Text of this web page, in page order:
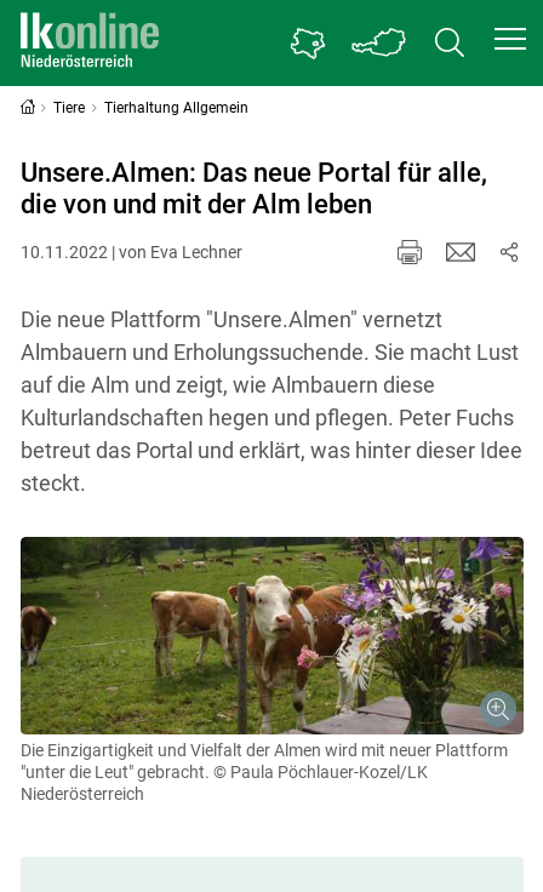
Tiere Tierhaltung Allgemein
Unsere.Almen: Das neue Portal für alle,
die von und mit der Alm leben
10.11.2022 | von Eva Lechner
Die neue Plattform "Unsere.Almen" vernetzt
Almbauern und Erholungssuchende. Sie macht Lust
auf die Alm und zeigt, wie Almbauern diese
Kulturlandschaften hegen und pflegen. Peter Fuchs
betreut das Portal und erklärt, was hinter dieser Idee
steckt.
Die Einzigartigkeit und Vielfalt der Almen wird mit neuer Plattform
"unter die Leut" gebracht. © Paula Pöchlauer-Kozel/LK
Niederösterreich